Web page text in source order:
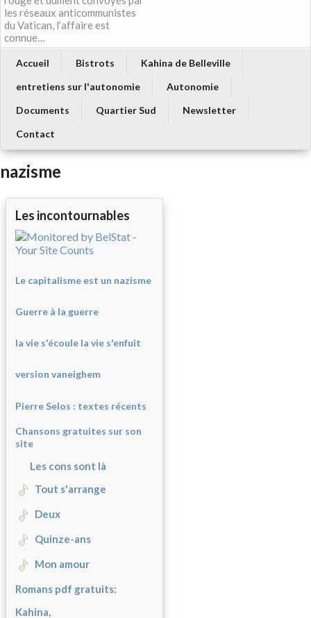
les réseaux anticommunistes
du Vatican, l’affaire est
connue…
Accueil Bistrots
Kahina de Belleville
entretiens sur l'autonomie
Autonomie
Documents
Quartier Sud
Newsletter
Contact
nazisme
Les incontournables
Le capitalisme est un nazisme
Guerre à la guerre
la vie s'écoule la vie s'enfuit
version vaneighem
Pierre Selos : textes récents
Chansons gratuites sur son
site
Les cons sont là
Tout s'arrange
Deux
Quinze-ans
Mon amour
Romans pdf gratuits:
Kahina,